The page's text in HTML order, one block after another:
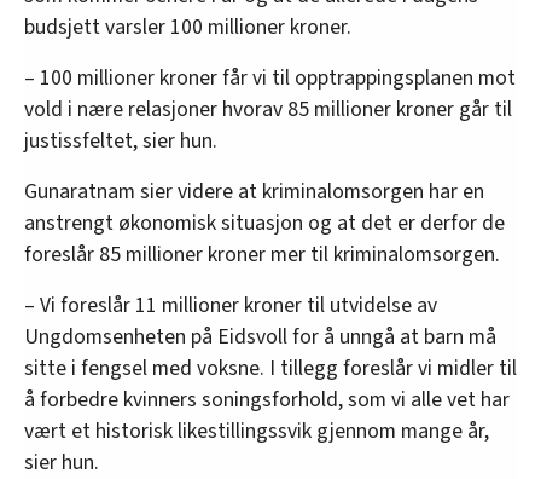
budsjett varsler 100 millioner kroner.
– 100 millioner kroner får vi til opptrappingsplanen mot
vold i nære relasjoner hvorav 85 millioner kroner går til
justissfeltet, sier hun.
Gunaratnam sier videre at kriminalomsorgen har en
anstrengt økonomisk situasjon og at det er derfor de
foreslår 85 millioner kroner mer til kriminalomsorgen.
– Vi foreslår 11 millioner kroner til utvidelse av
Ungdomsenheten på Eidsvoll for å unngå at barn må
sitte i fengsel med voksne. I tillegg foreslår vi midler til
å forbedre kvinners soningsforhold, som vi alle vet har
vært et historisk likestillingssvik gjennom mange år,
sier hun.